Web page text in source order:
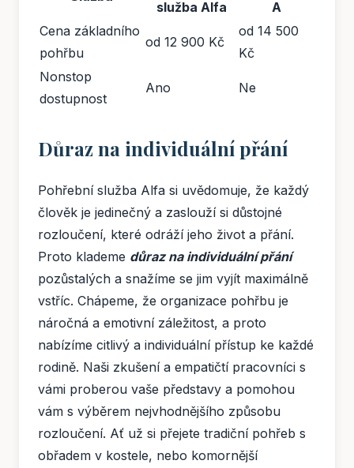
služba Alfa
A
Cena základního
pohřbu
od 12 900 Kč
od 14 500
Kč
Nonstop
dostupnost
Ano Ne
Důraz na individuální přání
Pohřební služba Alfa si uvědomuje, že každý
člověk je jedinečný a zaslouží si důstojné
rozloučení, které odráží jeho život a přání.
Proto klademe důraz na individuální přání
pozůstalých a snažíme se jim vyjít maximálně
vstříc. Chápeme, že organizace pohřbu je
náročná a emotivní záležitost, a proto
nabízíme citlivý a individuální přístup ke každé
rodině. Naši zkušení a empatičtí pracovníci s
vámi proberou vaše představy a pomohou
vám s výběrem nejvhodnějšího způsobu
rozloučení. Ať už si přejete tradiční pohřeb s
obřadem v kostele, nebo komornější